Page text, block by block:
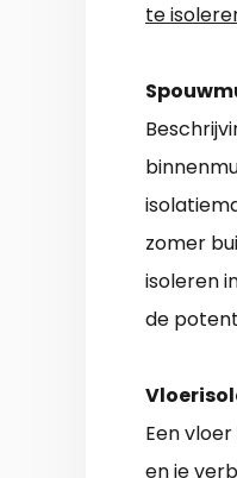
te
zomer
isoleren
de
Een
en je